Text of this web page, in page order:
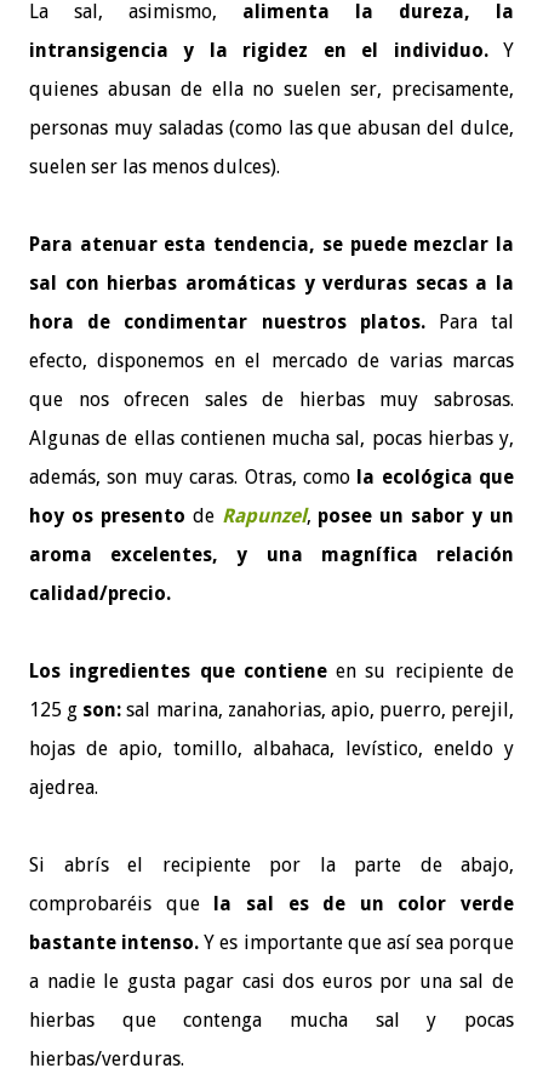
La sal, asimismo, alimenta la dureza, la
intransigencia y la rigidez en el individuo. Y
quienes abusan de ella no suelen ser, precisamente,
personas muy saladas (como las que abusan del dulce,
suelen ser las menos dulces).
Para atenuar esta tendencia, se puede mezclar la
sal con hierbas aromáticas y verduras secas a la
hora de condimentar nuestros platos. Para tal
efecto, disponemos en el mercado de varias marcas
que nos ofrecen sales de hierbas muy sabrosas.
Algunas de ellas contienen mucha sal, pocas hierbas y,
además, son muy caras. Otras, como la ecológica que
hoy os presento de Rapunzel, posee un sabor y un
aroma excelentes, y una magnífica relación
calidad/precio.
Los ingredientes que contieneen su recipiente de
125 g son:sal marina, zanahorias, apio, puerro, perejil,
hojas de apio, tomillo, albahaca, levístico, eneldo y
ajedrea.
Si abrís el recipiente por la parte de abajo,
comprobaréis que la sal es de un color verde
bastante intenso.Y es importante que así sea porque
a nadie le gusta pagar casi dos euros por una sal de
hierbas que contenga mucha sal y pocas
hierbas/verduras.